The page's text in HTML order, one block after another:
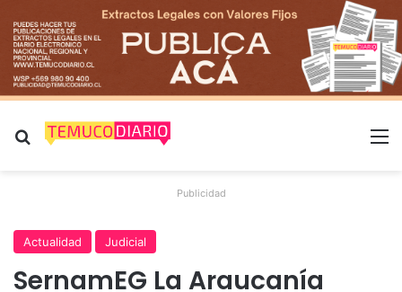
Buscar por
Publicidad
Actualidad Judicial
SernamEG La Araucanía